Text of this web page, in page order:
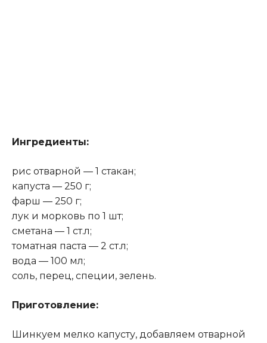
Ингредиенты:
рис отварной — 1 стакан;
капуста — 250 г;
фарш — 250 г;
лук и морковь по 1 шт;
сметана — 1 ст.л;
томатная паста — 2 ст.л;
вода — 100 мл;
соль, перец, специи, зелень.
Приготовление:
Шинкуем мелко капусту, добавляем отварной